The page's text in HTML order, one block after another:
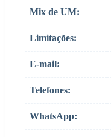
Mix de UM:
Limitações:
E-mail:
Telefones:
WhatsApp: